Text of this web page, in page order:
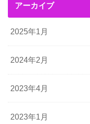
アーカイブ
2025年1月
2024年2月
2023年4月
2023年1月